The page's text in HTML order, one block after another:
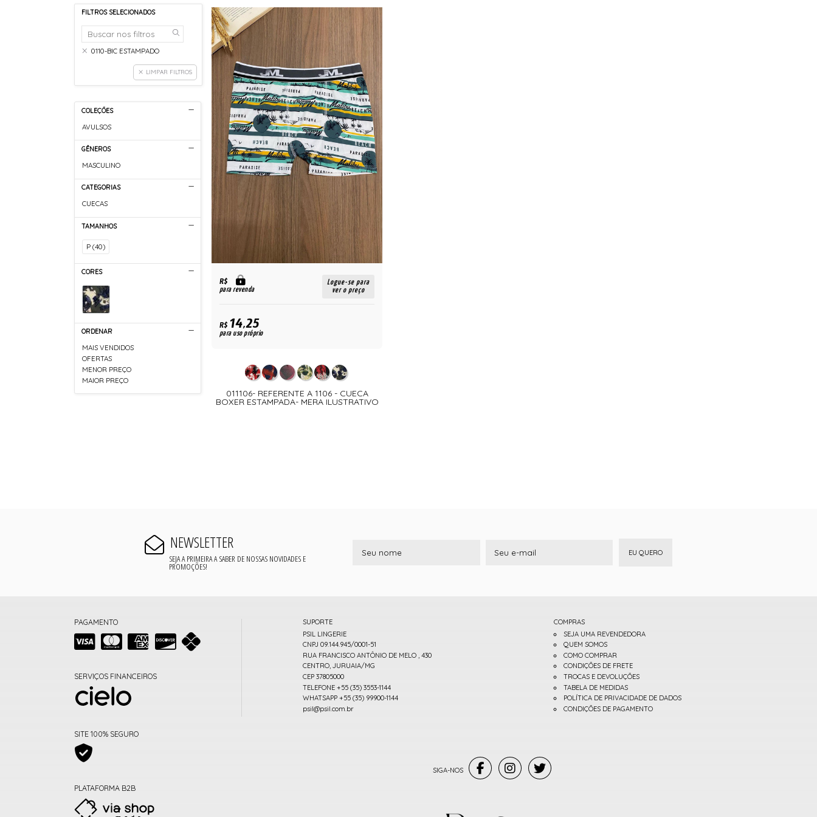
FILTROS SELECIONADOS
0110-BIC ESTAMPADO
LIMPAR FILTROS
COLEÇÕES
AVULSOS
GÊNEROS
MASCULINO
CATEGORIAS
CUECAS
TAMANHOS
P (40)
CORES
ORDENAR
MAIS VENDIDOS
OFERTAS
MENOR PREÇO
MAIOR PREÇO
R$
para revenda
Logue-se para
ver o preço
R$14,25
para uso próprio
011106- REFERENTE A 1106 - CUECA
BOXER ESTAMPADA- MERA ILUSTRATIVO
NEWSLETTER
SEJA A PRIMEIRA A SABER DE NOSSAS NOVIDADES E
PROMOÇÕES!
EU QUERO
PAGAMENTO
SERVIÇOS FINANCEIROS
SITE 100% SEGURO
PLATAFORMA B2B
SUPORTE
PSIL LINGERIE
CNPJ 09.144.945/0001-51
RUA FRANCISCO ANTÔNIO DE MELO , 430
CENTRO, JURUAIA/MG
CEP 37805000
TELEFONE +55 (35) 3553-1144
WHATSAPP +55 (35) 99900-1144
psil@psil.com.br
COMPRAS
SEJA UMA REVENDEDORA
QUEM SOMOS
COMO COMPRAR
CONDIÇÕES DE FRETE
TROCAS E DEVOLUÇÕES
TABELA DE MEDIDAS
POLÍTICA DE PRIVACIDADE DE DADOS
CONDIÇÕES DE PAGAMENTO